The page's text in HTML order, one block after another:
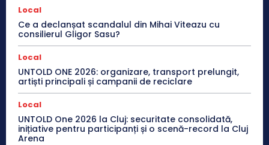
Local
Ce a declanșat scandalul din Mihai Viteazu cu
consilierul Gligor Sasu?
Local
UNTOLD ONE 2026: organizare, transport prelungit,
artiști principali și campanii de reciclare
Local
UNTOLD One 2026 la Cluj: securitate consolidată,
inițiative pentru participanți și o scenă-record la Cluj
Arena